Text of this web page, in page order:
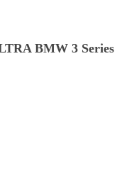
BMW 3 Series